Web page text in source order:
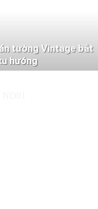
tường Vintage bắt
hướng